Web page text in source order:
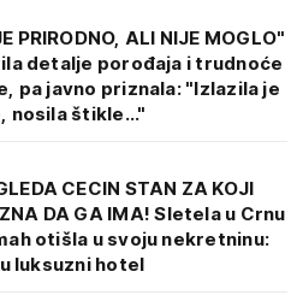
PRIRODNO, ALI NIJE MOGLO"
detalje porođaja i trudnoće
pa javno priznala: "Izlazila je
nosila štikle..."
CECIN STAN ZA KOJI
DA GA IMA! Sletela u Crnu
otišla u svoju nekretninu:
luksuzni hotel